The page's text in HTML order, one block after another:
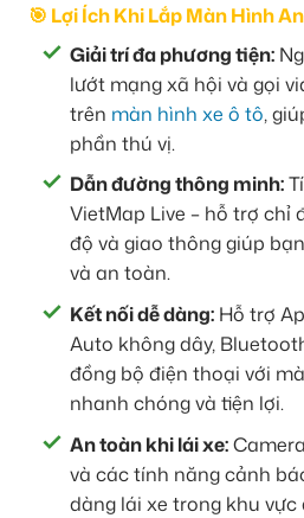
🎯 Lợi Ích Khi Lắp Màn Hình
Giải trí đa phương tiện:
lướt mạng xã hội và gọi
trên màn hình xe ô tô,
phần thú vị.
Dẫn đường thông minh:
VietMap Live – hỗ trợ chỉ
độ và giao thông giúp
và an toàn.
Kết nối dễ dàng: Hỗ trợ
Auto không dây,
đồng bộ điện thoại với
nhanh chóng và tiện lợi.
An toàn khi lái xe:
và các tính năng cảnh
dàng lái xe trong khu